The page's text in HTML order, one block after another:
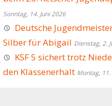
Sonntag, 14. Juni 2026
Deutsche
Silber für Abigail Dienstag, 2.
KSF 5 sichert trotz
den Klassenerhalt Montag,